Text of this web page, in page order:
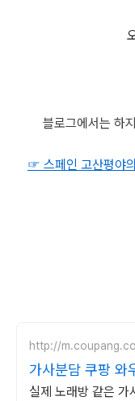
블로그에서는 하
☞ 스페인 고산평야
http://
가사분담 쿠팡 와
실제 노래방 같은 가